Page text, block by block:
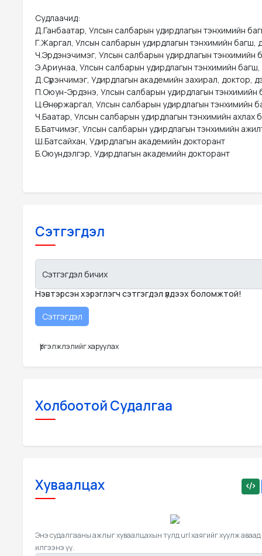
Судлаачид:
Д.Ганбаатар, Улсын салбарын удирдлагын тэнхимийн
Г.Жаргал, Улсын салбарын удирдлагын тэнхимийн
Ч.Эрдэнэчимэг, Улсын салбарын удирдлагын
Э.Ариунаа, Улсын салбарын удирдлагын тэнхимийн
Д.Сүрэнчимэг, Удирдлагын академийн захирал, доктор,
П.Оюун-Эрдэнэ, Улсын салбарын удирдлагын тэнхимийн
Ц.Өнөржаргал, Улсын салбарын удирдлагын тэнхимийн
Ч.Баатар, Улсын салбарын удирдлагын тэнхимийн ахлах
Б.Батчимэг, Улсын салбарын удирдлагын тэнхимийн
Ш.Батсайхан, Удирдлагын академийн докторант
Б.Оюундэлгэр, Удирдлагын академийн докторант
Сэтгэгдэл
Сэтгэгдэл бичих
Нэвтэрсэн хэрэглэгч сэтгэгдэл үлдээх боломжтой!
Үргэлжлэлийг харуулах
Холбоотой Судалгаа
Хуваалцах
Энэ судалгааны ажлыг хуваалцахын тулд url хаягийг хуулж аваад
илгээнэ үү.